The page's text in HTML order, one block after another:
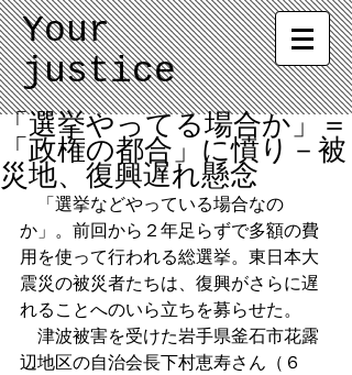
Your
justice
「選挙やってる場合か」＝
「政権の都合」に憤り－被
災地、復興遅れ懸念
「選挙などやっている場合なの
か」。前回から２年足らずで多額の費
用を使って行われる総選挙。東日本大
震災の被災者たちは、復興がさらに遅
れることへのいら立ちを募らせた。
津波被害を受けた岩手県釜石市花露
辺地区の自治会長下村恵寿さん（６